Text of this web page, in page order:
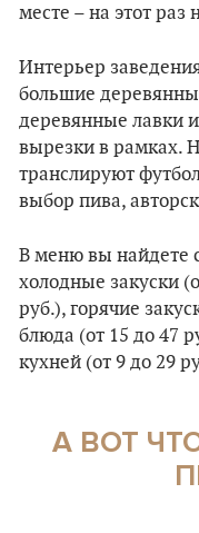
месте – на этот раз
Интерьер
большие
деревянные лавки и
вырезки в рамках.
транслируют
выбор пива,
В меню вы найдете
холодные закуски
руб.), горячие
блюда (от 15 до 47
кухней (от 9 до 29
А ВОТ